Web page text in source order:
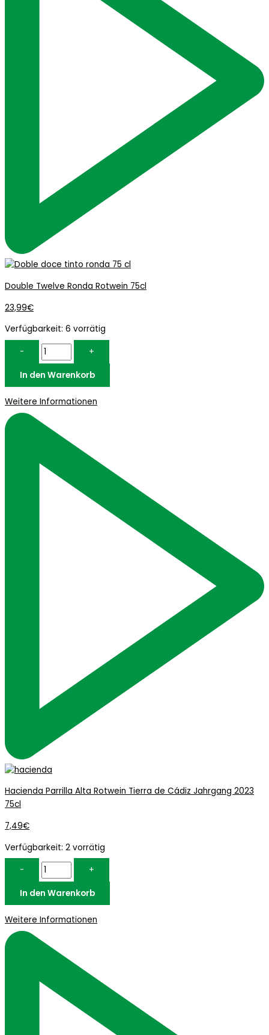
Double Twelve Ronda Rotwein 75cl
23,99€
Verfügbarkeit: 6 vorrätig
-
+
In den Warenkorb
Weitere Informationen
Hacienda Parrilla Alta Rotwein Tierra de Cádiz Jahrgang 2023
75cl
7,49€
Verfügbarkeit: 2 vorrätig
-
+
In den Warenkorb
Weitere Informationen